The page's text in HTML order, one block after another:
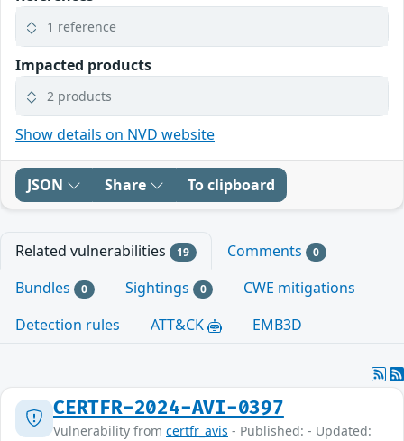
1 reference
Impacted products
2 products
Show details on NVD website
JSON Share To clipboard
Related vulnerabilities 19 Comments 0
Bundles 0 Sightings 0
CWE mitigations
Detection rules
ATT&CK EMB3D
CERTFR-2024-AVI-0397
Vulnerability from certfr_avis - Published: - Updated: